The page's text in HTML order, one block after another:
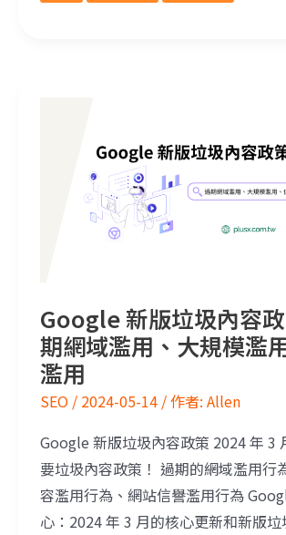
Google 新版垃圾內容
期網域濫用、大規模濫
濫用
SEO / 2024-05-14 / 作者: Allen
Google 新版垃圾內容政策 2024 年 3
要垃圾內容政策！ 過期的網域濫用行
容濫用行為、網站信譽濫用行為
心：2024 年 3 月的核心更新和新版